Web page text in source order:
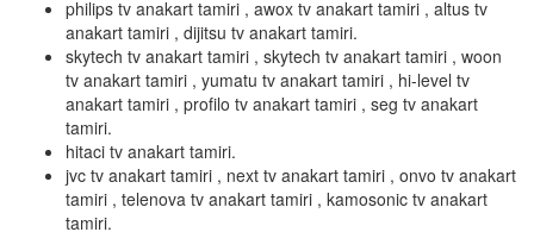
philips tv anakart tamiri , awox tv anakart tamiri , altus tv
anakart tamiri , dijitsu tv anakart tamiri.
skytech tv anakart tamiri , skytech tv anakart tamiri , woon
tv anakart tamiri , yumatu tv anakart tamiri , hi-level tv
anakart tamiri , profilo tv anakart tamiri , seg tv anakart
tamiri.
hitaci tv anakart tamiri.
jvc tv anakart tamiri , next tv anakart tamiri , onvo tv anakart
tamiri , telenova tv anakart tamiri , kamosonic tv anakart
tamiri.